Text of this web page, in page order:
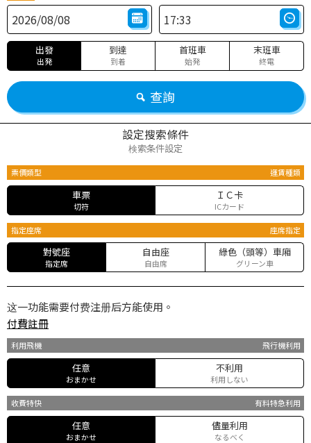
出發
出発
到達
到着
首班車
始発
末班車
終電
查詢
設定搜索條件
検索条件設定
票價類型 運賃種類
車票
切符
ＩＣ卡
ICカード
指定座席 座席指定
對號座
指定席
自由座
自由席
綠色（頭等）車廂
グリーン車
这一功能需要付费注册后方能使用。
付費註冊
利用飛機 飛行機利用
任意
おまかせ
不利用
利用しない
收費特快 有料特急利用
任意
おまかせ
儘量利用
なるべく